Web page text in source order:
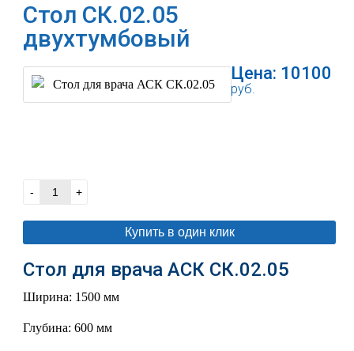
Стол СК.02.05
двухтумбовый
Цена: 10100
руб.
- +
Купить в один клик
Стол для врача АСК СК.02.05
Ширина: 1500 мм
Глубина: 600 мм